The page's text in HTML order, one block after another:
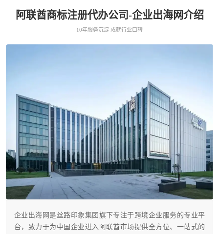
阿联酋商标注册代办公司-企业出海网介绍
10年服务沉淀 成就行业口碑
企业出海网是丝路印象集团旗下专注于跨境企业服务的专业平
台，致力于为中国企业进入阿联酋市场提供全方位、一站式的